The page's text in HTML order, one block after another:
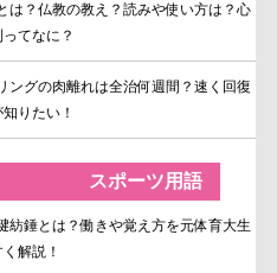
は？仏教の教え？読みや使い方は？心
てなに？
ングの肉離れは全治何週間？速く回復
りたい！
スポーツ用語
紡錘とは？働きや覚え方を元体育大生
解説！